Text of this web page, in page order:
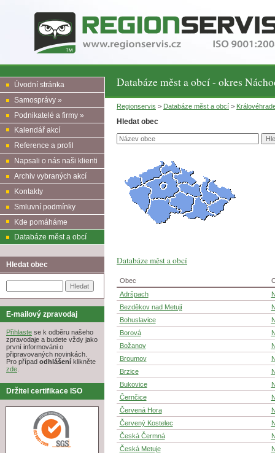
Databáze měst a obcí - okres
Úvodní stránka
Samosprávy »
Podnikatelé a firmy »
Kalendář akcí
Reference a profil
Napsali o nás naši klienti
Archiv vybraných akcí
Kontakty
Smluvní podmínky
Kde pomáháme
Databáze měst a obcí
Hledat obec
E-mailový zpravodaj
Přihlaste se k odběru našeho
zpravodaje a budete vždy jako
první informováni o
připravovaných novinkách.
Pro případ odhlášení klikněte
zde.
Držitel certifikace ISO
Regionservis > Databáze měst a obcí >
Hledat obec
Databáze měst a obcí
Obec
Adršpach
Bezděkov nad Metují
Bohuslavice
Borová
Božanov
Broumov
Brzice
Bukovice
Černčice
Červená Hora
Červený Kostelec
Česká Čermná
Česká Metuje